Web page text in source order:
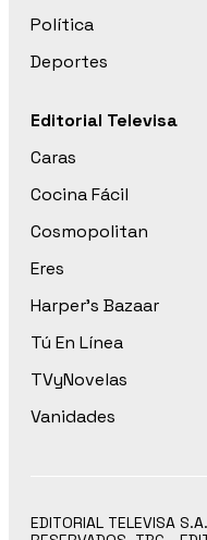
Política
Deportes
Editorial Televisa
Caras
Cocina Fácil
Cosmopolitan
Eres
Harper’s Bazaar
Tú En Línea
TVyNovelas
Vanidades
EDITORIAL TELEVISA